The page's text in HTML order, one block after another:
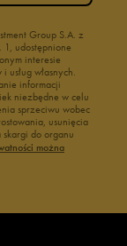
Group S.A. z
udostępnione
interesie
własnych.
informacji
niezbędne w celu
sprzeciwu wobec
usunięcia
do organu
można